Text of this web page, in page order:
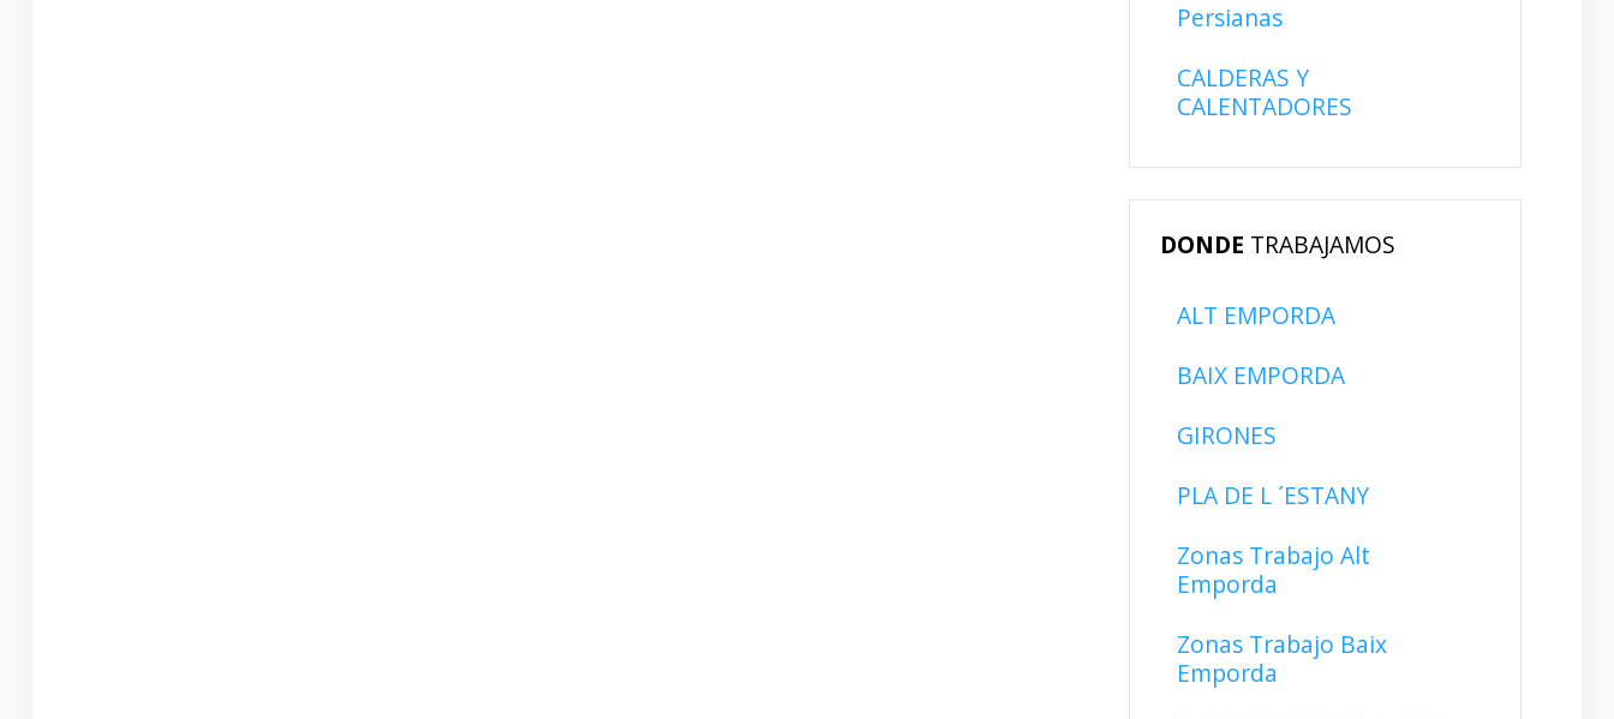
Persianas
CALDERAS Y
CALENTADORES
DONDE TRABAJAMOS
ALT EMPORDA
BAIX EMPORDA
GIRONES
PLA DE L ´ESTANY
Zonas Trabajo Alt
Emporda
Zonas Trabajo Baix
Emporda